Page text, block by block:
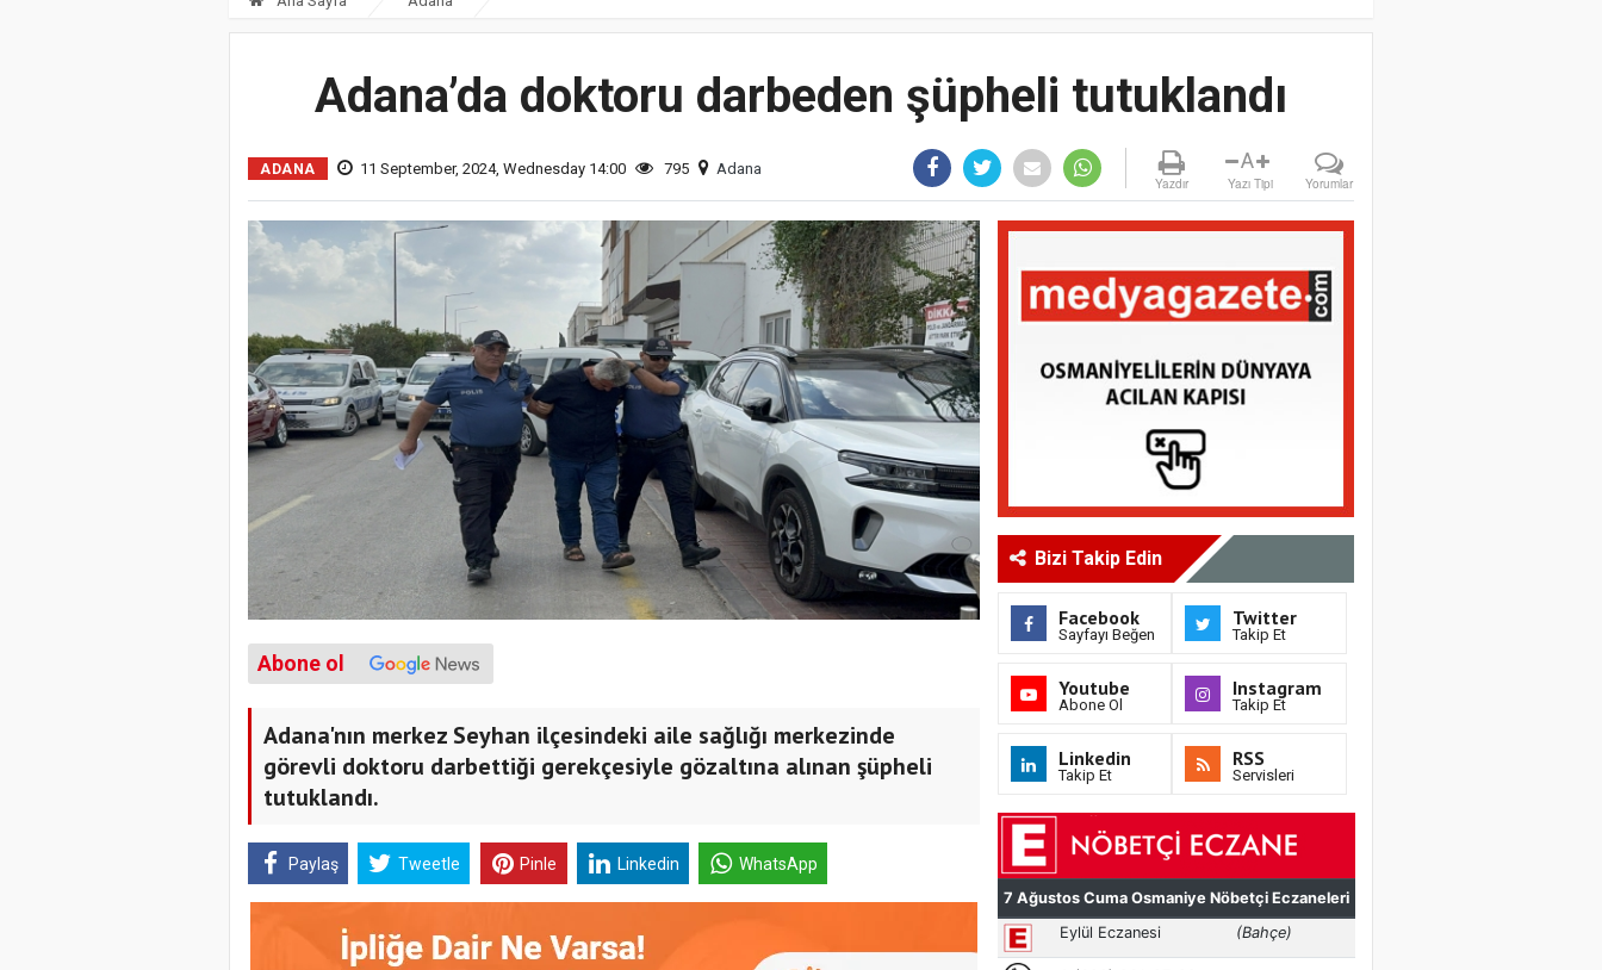
Adana’da doktoru darbeden şüpheli tutuklandı
ADANA 11 September, 2024, Wednesday 14:00 795 Adana
Yazdır
A
Yazı Tipi Yorumlar
Abone ol
Adana'nın merkez Seyhan ilçesindeki aile sağlığı merkezinde
görevli doktoru darbettiği gerekçesiyle gözaltına alınan şüpheli
tutuklandı.
Paylaş Tweetle Pinle Linkedin WhatsApp
Bizi Takip Edin
Facebook
Sayfayı Beğen
Twitter
Takip Et
Youtube
Abone Ol
Instagram
Takip Et
Linkedin
Takip Et
RSS
Servisleri